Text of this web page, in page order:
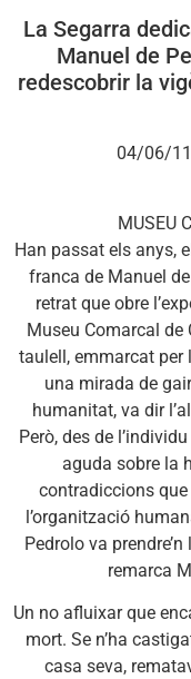
La Segarra
Manuel de
redescobrir la
04/06/
MUSEU
Han passat els anys,
franca de Manuel
retrat que obre
Museu Comarcal de
taulell, emmarcat per
una mirada de
humanitat, va dir
Però, des de
aguda sobre la
contradiccions
l’organització
Pedrolo va
remarca
Un no afluixar que
mort. Se n’ha
casa seva,